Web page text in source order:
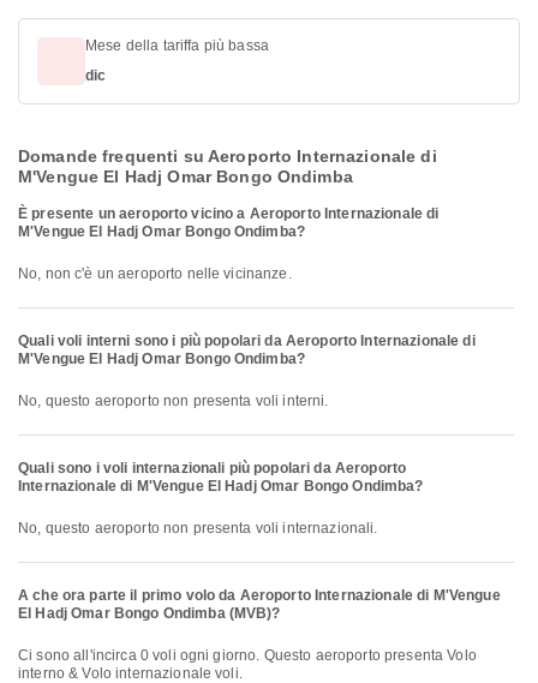
Mese della tariffa più bassa
dic
Domande frequenti su Aeroporto Internazionale di
M'Vengue El Hadj Omar Bongo Ondimba
È presente un aeroporto vicino a Aeroporto Internazionale di
M'Vengue El Hadj Omar Bongo Ondimba?
No, non c'è un aeroporto nelle vicinanze.
Quali voli interni sono i più popolari da Aeroporto Internazionale di
M'Vengue El Hadj Omar Bongo Ondimba?
No, questo aeroporto non presenta voli interni.
Quali sono i voli internazionali più popolari da Aeroporto
Internazionale di M'Vengue El Hadj Omar Bongo Ondimba?
No, questo aeroporto non presenta voli internazionali.
A che ora parte il primo volo da Aeroporto Internazionale di M'Vengue
El Hadj Omar Bongo Ondimba (MVB)?
Ci sono all'incirca 0 voli ogni giorno. Questo aeroporto presenta Volo
interno & Volo internazionale voli.